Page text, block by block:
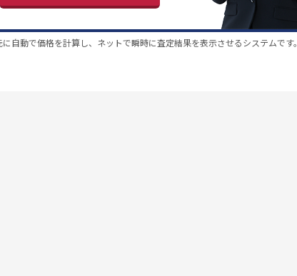
自動で価格を計算し、ネットで瞬時に査定結果を表示させるシステムです。